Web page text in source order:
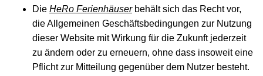
Die HeRo Ferienhäuserbehält sich das Recht vor,
die Allgemeinen Geschäftsbedingungen zur Nutzung
dieser Website mit Wirkung für die Zukunft jederzeit
zu ändern oder zu erneuern, ohne dass insoweit eine
Pflicht zur Mitteilung gegenüber dem Nutzer besteht.